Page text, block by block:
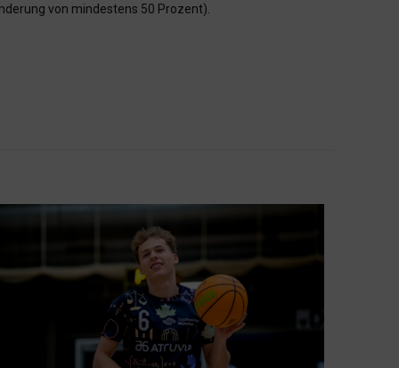
von mindestens 50 Prozent).